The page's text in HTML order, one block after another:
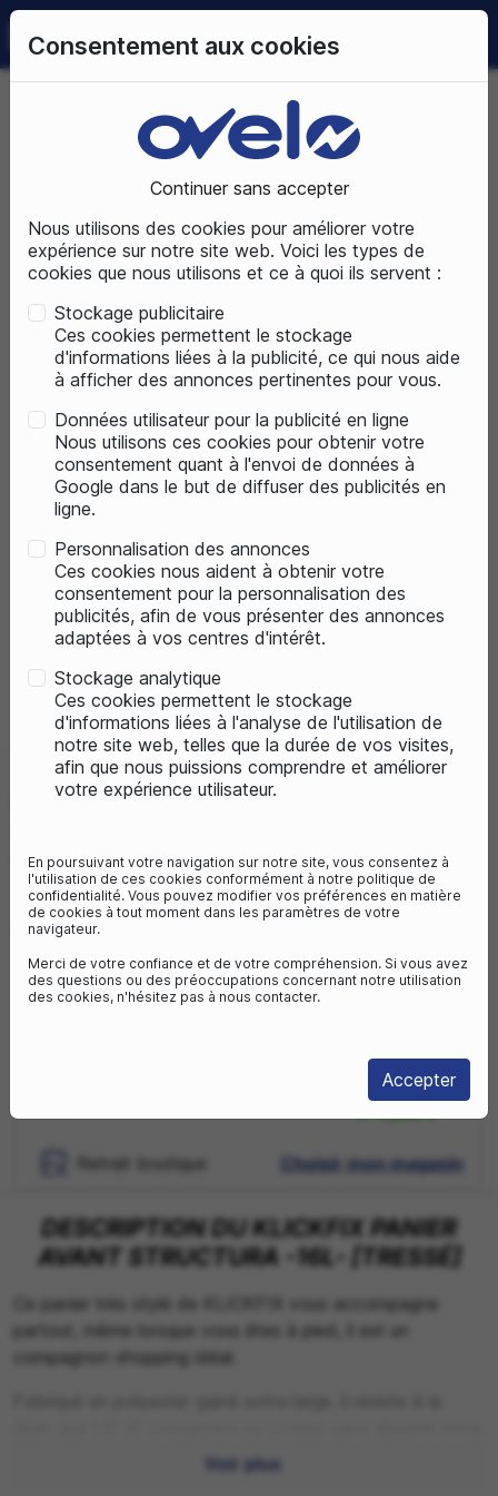
Consentement aux cookies
Continuer sans accepter
Nous utilisons des cookies pour améliorer votre
expérience sur notre site web. Voici les types de
cookies que nous utilisons et ce à quoi ils servent :
Stockage publicitaire
Ces cookies permettent le stockage
d'informations liées à la publicité, ce qui nous aide
à afficher des annonces pertinentes pour vous.
Données utilisateur pour la publicité en ligne
Nous utilisons ces cookies pour obtenir votre
consentement quant à l'envoi de données à
Google dans le but de diffuser des publicités en
ligne.
Personnalisation des annonces
Ces cookies nous aident à obtenir votre
consentement pour la personnalisation des
publicités, afin de vous présenter des annonces
adaptées à vos centres d'intérêt.
Stockage analytique
Ces cookies permettent le stockage
d'informations liées à l'analyse de l'utilisation de
notre site web, telles que la durée de vos visites,
afin que nous puissions comprendre et améliorer
votre expérience utilisateur.
En poursuivant votre navigation sur notre site, vous consentez à
l'utilisation de ces cookies conformément à notre politique de
confidentialité. Vous pouvez modifier vos préférences en matière
de cookies à tout moment dans les paramètres de votre
navigateur.
Merci de votre confiance et de votre compréhension. Si vous avez
des questions ou des préoccupations concernant notre utilisation
des cookies, n'hésitez pas à nous contacter.
Accepter
09 72 50 25 70 LUNDI AU SAMEDIDE 10H À 19H
Pièces détachées
Accessoires vélos
ACCESSOIRES VÉLOS
Previous
KLICKFIX PANIER AVANT
Référence :K0383KLIK
72,95 €
1avis
Livraison sous
Retrait boutique Choisir mon magasin
DESCRIPTION DU KLICKFIX PANIER
AVANT STRUCTURA -16L- [TRESSÉ]
Ce panier très stylé de KLICKFIX vous accompagne
partout, même lorsque vous êtes à pied, il est un
compagnon shopping idéal.
Voir plus